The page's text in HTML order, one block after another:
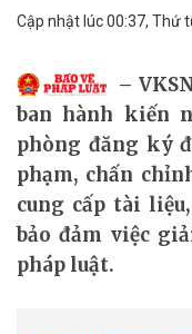
Cập nhật lúc 00:37, Thứ
ban hành kiến
phòng đăng ký
phạm, chấn
cung cấp tài
bảo đảm việc
pháp luật.